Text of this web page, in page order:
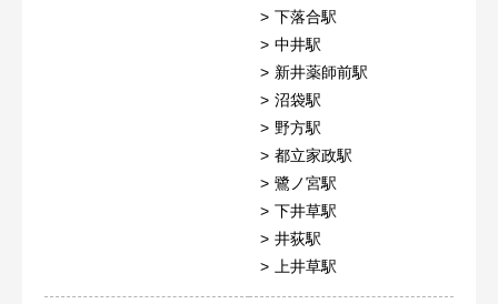
下落合駅
中井駅
新井薬師前駅
沼袋駅
野方駅
都立家政駅
鷺ノ宮駅
下井草駅
井荻駅
上井草駅